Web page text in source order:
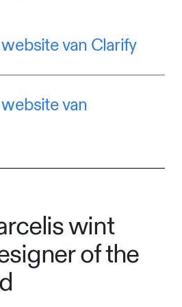
van Clarify
van
wint
of the